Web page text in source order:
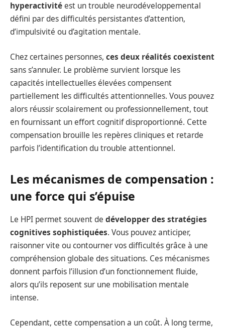
hyperactivitéest un trouble neurodéveloppemental
défini par des difficultés persistantes d’attention,
d’impulsivité ou d’agitation mentale.
Chez certaines personnes, ces deux réalités coexistent
sans s’annuler. Le problème survient lorsque les
capacités intellectuelles élevées compensent
partiellement les difficultés attentionnelles. Vous pouvez
alors réussir scolairement ou professionnellement, tout
en fournissant un effort cognitif disproportionné. Cette
compensation brouille les repères cliniques et retarde
parfois l’identification du trouble attentionnel.
Les mécanismes de compensation :
une force qui s’épuise
Le HPI permet souvent de développer des stratégies
cognitives sophistiquées. Vous pouvez anticiper,
raisonner vite ou contourner vos difficultés grâce à une
compréhension globale des situations. Ces mécanismes
donnent parfois l’illusion d’un fonctionnement fluide,
alors qu’ils reposent sur une mobilisation mentale
intense.
Cependant, cette compensation a un coût. À long terme,